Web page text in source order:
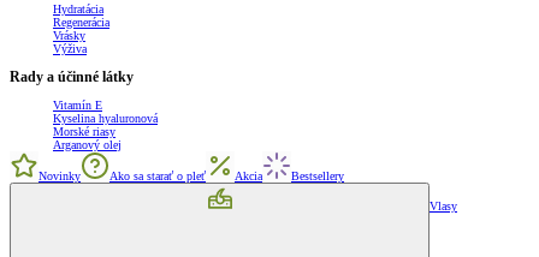
Hydratácia
Regenerácia
Vrásky
Výživa
Rady a účinné látky
Vitamín E
Kyselina hyaluronová
Morské riasy
Arganový olej
Novinky Ako sa starať o pleť Akcia Bestsellery
Vlasy